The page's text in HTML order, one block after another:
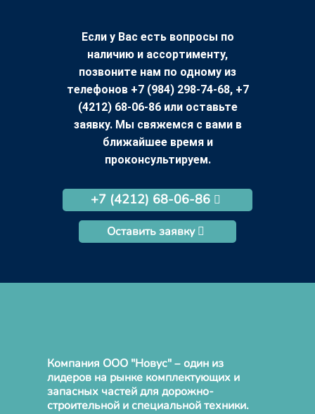
Если у Вас есть вопросы по
наличию и ассортименту,
позвоните нам по одному из
телефонов +7 (984) 298-74-68, +7
(4212) 68-06-86 или оставьте
заявку. Мы свяжемся с вами в
ближайшее время и
проконсультируем.
+7 (4212) 68-06-86
Оставить заявку
Компания ООО "Новус" – один из
лидеров на рынке комплектующих и
запасных частей для дорожно-
строительной и специальной техники.